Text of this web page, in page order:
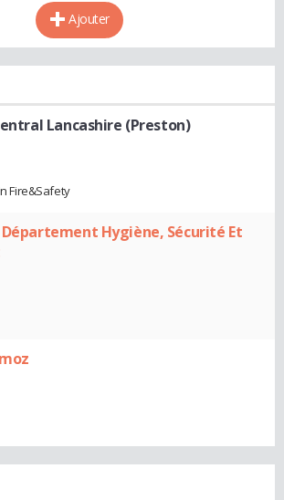
Ajouter
Lancashire (Preston)
Fire&Safety
Département Hygiène, Sécurité Et